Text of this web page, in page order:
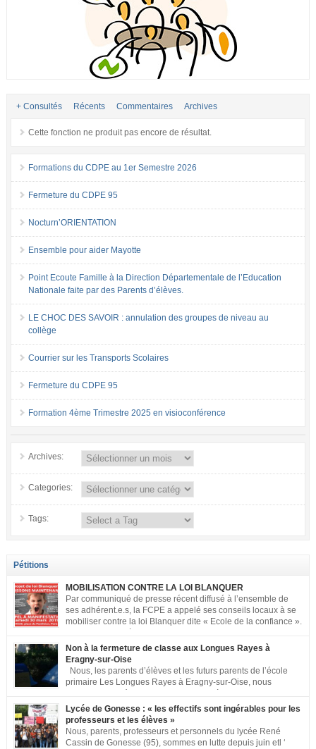
+ Consultés Récents Commentaires Archives
Cette fonction ne produit pas encore de résultat.
Formations du CDPE au 1er Semestre 2026
Fermeture du CDPE 95
Nocturn’ORIENTATION
Ensemble pour aider Mayotte
Point Ecoute Famille à la Direction Départementale de l’Education
Nationale faite par des Parents d’élèves.
LE CHOC DES SAVOIR : annulation des groupes de niveau au
collège
Courrier sur les Transports Scolaires
Fermeture du CDPE 95
Formation 4ème Trimestre 2025 en visioconférence
Archives:
Categories:
Tags:
Pétitions
MOBILISATION CONTRE LA LOI BLANQUER
Par communiqué de presse récent diffusé à l’ensemble de
ses adhérent.e.s, la FCPE a appelé ses conseils locaux à se
mobiliser contre la loi Blanquer dite « Ecole de la confiance ».
Pour vous aider à organiser les actions localement, la FCPE
met à votre disposition ce kit de mobilisation comprenant : 1 affiche
appelant […]
Non à la fermeture de classe aux Longues Rayes à
Eragny-sur-Oise
Nous, les parents d’élèves et les futurs parents de l’école
primaire Les Longues Rayes à Eragny-sur-Oise, nous
signons cette pétition pour dire « NON à la fermeture de
classe aux Longues Rayes ». Non à la dégradation continue des conditions
d’accueil et d’apprentissage de nos enfants à l’école primaire. Chaque
enfant a droit à […]
Lycée de Gonesse : « les effectifs sont ingérables pour les
professeurs et les élèves »
Nous, parents, professeurs et personnels du lycée René
Cassin de Gonesse (95), sommes en lutte depuis juin etl ‘